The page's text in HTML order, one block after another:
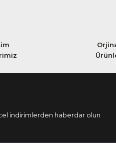
indirimlerden haberdar olun